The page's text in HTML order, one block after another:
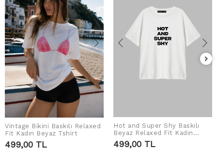
SEPETE EKLE
Vintage Bikini Baskılı Relaxed
Fit Kadın Beyaz Tshirt
499,00 TL
SEPETE EKLE
Hot and Super Shy Baskılı
Beyaz Relaxed Fit Kadın
Tshirt
499,00 TL